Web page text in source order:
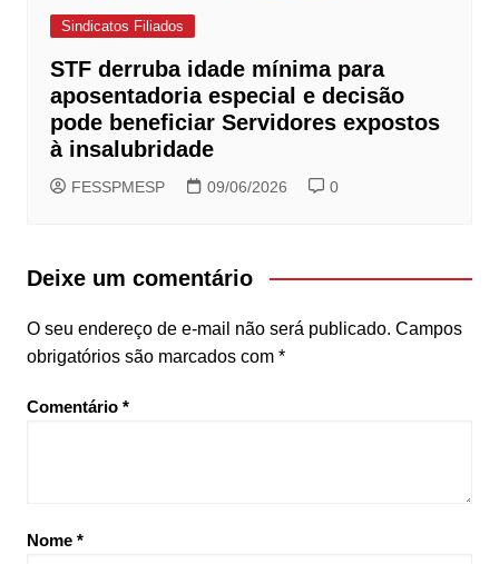
Sindicatos Filiados
STF derruba idade mínima para
aposentadoria especial e decisão
pode beneficiar Servidores expostos
à insalubridade
FESSPMESP 09/06/2026 0
Deixe um comentário
O seu endereço de e-mail não será publicado. Campos
obrigatórios são marcados com *
Comentário *
Nome *